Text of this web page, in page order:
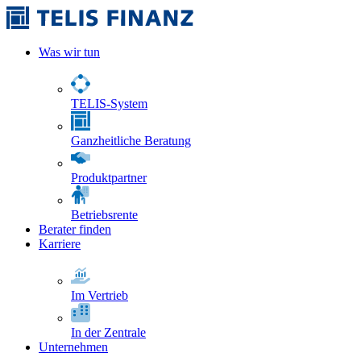
Was wir tun
TELIS-System
Ganzheitliche Beratung
Produktpartner
Betriebsrente
Berater finden
Karriere
Im Vertrieb
In der Zentrale
Unternehmen